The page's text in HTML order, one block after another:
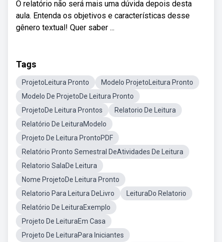
O relatório não será mais uma dúvida depois desta
aula. Entenda os objetivos e características desse
gênero textual! Quer saber ...
Tags
ProjetoLeitura Pronto
Modelo ProjetoLeitura Pronto
Modelo De ProjetoDe Leitura Pronto
ProjetoDe Leitura Prontos
Relatorio De Leitura
Relatório De LeituraModelo
Projeto De Leitura ProntoPDF
Relatório Pronto Semestral DeAtividades De Leitura
Relatorio SalaDe Leitura
Nome ProjetoDe Leitura Pronto
Relatorio Para Leitura DeLivro
LeituraDo Relatorio
Relatório De LeituraExemplo
Projeto De LeituraEm Casa
Projeto De LeituraPara Iniciantes